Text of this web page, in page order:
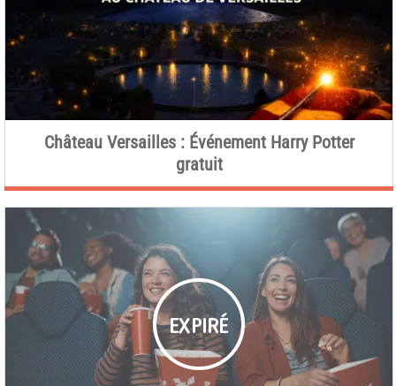
Château Versailles : Événement Harry Potter
gratuit